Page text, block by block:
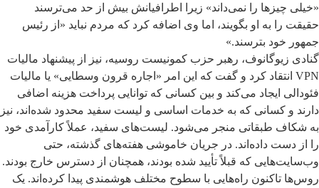
«خیلی چیزها را نمی‌داند» زیرا اطرافیانش بیش از حد می‌ترسند
حقیقت را به او بگویند، اما وی اضافه کرد که مردم نباید «از رئیس
جمهور خود بترسند.»
گنادی زیوگانوف، رهبر حزب کمونیست روسیه، نیز از پیشنهاد مالیات
VPN انتقاد کرد و گفت که این امر «اجاره قرون وسطایی» یا مالیات
فئودالی ایجاد می‌کند و بین کسانی که توانایی پرداخت هزینه اضافی
دارند و کسانی که به خدمات اساسی و لیست سفید محدود شده‌اند، نیز
به شکاف طبقاتی منجر می‌شود. لیست‌های سفید، عملاً کارآمدی خود
را از دست داده‌اند. در جریان خاموشی هفته‌های گذشته، حتی
وب‌سایت‌هایی که قبلاً تأیید شده بودند، همچنان از دسترس خارج بودند.
روس‌ها تاکنون راه‌هایی با سطوح مختلف هوشمندی پیدا کرده‌اند. یک